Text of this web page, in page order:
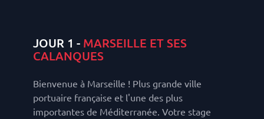
JOUR 1 - MARSEILLE ET SES
CALANQUES
Bienvenue à Marseille ! Plus grande ville
portuaire française et l'une des plus
importantes de Méditerranée. Votre stage